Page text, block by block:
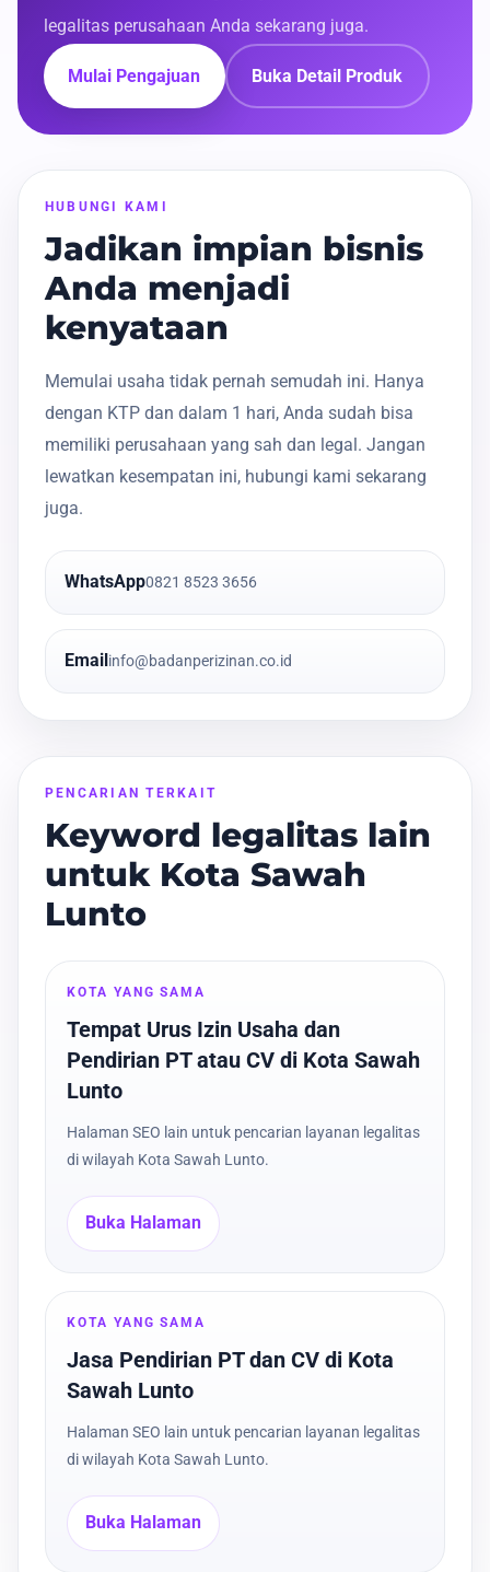
legalitas perusahaan Anda sekarang juga.
Mulai Pengajuan Buka Detail Produk
HUBUNGI KAMI
Jadikan impian bisnis
Anda menjadi
kenyataan
Memulai usaha tidak pernah semudah ini. Hanya
dengan KTP dan dalam 1 hari, Anda sudah bisa
memiliki perusahaan yang sah dan legal. Jangan
lewatkan kesempatan ini, hubungi kami sekarang
juga.
WhatsApp0821 8523 3656
Email info@badanperizinan.co.id
PENCARIAN TERKAIT
Keyword legalitas lain
untuk Kota Sawah
Lunto
KOTA YANG SAMA
Tempat Urus Izin Usaha dan
Pendirian PT atau CV di Kota Sawah
Lunto
Halaman SEO lain untuk pencarian layanan legalitas
di wilayah Kota Sawah Lunto.
Buka Halaman
KOTA YANG SAMA
Jasa Pendirian PT dan CV di Kota
Sawah Lunto
Halaman SEO lain untuk pencarian layanan legalitas
di wilayah Kota Sawah Lunto.
Buka Halaman